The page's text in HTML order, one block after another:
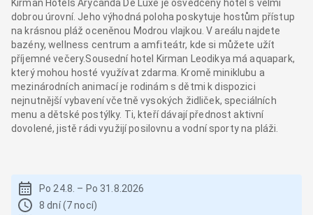
Kirman Hotels Arycanda De Luxe je osvědčený hotel s velmi
dobrou úrovní. Jeho výhodná poloha poskytuje hostům přístup
na krásnou pláž oceněnou Modrou vlajkou. V areálu najdete
bazény, wellness centrum a amfiteátr, kde si můžete užít
příjemné večery.Sousední hotel Kirman Leodikya má aquapark,
který mohou hosté využívat zdarma. Kromě miniklubu a
mezinárodních animací je rodinám s dětmi k dispozici
nejnutnější vybavení včetně vysokých židliček, speciálních
menu a dětské postýlky. Ti, kteří dávají přednost aktivní
dovolené, jistě rádi využijí posilovnu a vodní sporty na pláži.
Po 24.8. – Po 31.8.2026
8 dní (7 nocí)